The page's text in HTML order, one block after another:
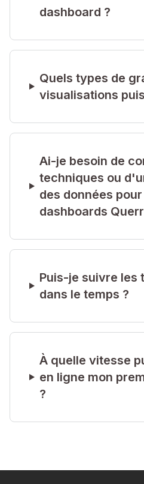
dashboard ?
Quels types de
visualisations
Ai-je besoin de
techniques ou
des données
dashboards
Puis-je suivre les
dans le temps ?
À quelle vitesse
en ligne mon
?